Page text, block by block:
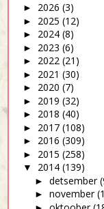
► 2026 (3)
► 2025 (12)
► 2024 (8)
► 2023 (6)
► 2022 (21)
► 2021 (30)
► 2020 (7)
► 2019 (32)
► 2018 (40)
► 2017 (108)
► 2016 (309)
► 2015 (258)
▼ 2014 (139)
► detsember
► november